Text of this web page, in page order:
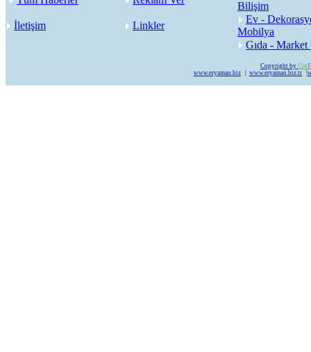
Bilişim
İletişim
Linkler
Ev -
Mobilya
Gıda - Market
Copyright by Cin
www.eryaman.biz
www.eryaman.biz.tr